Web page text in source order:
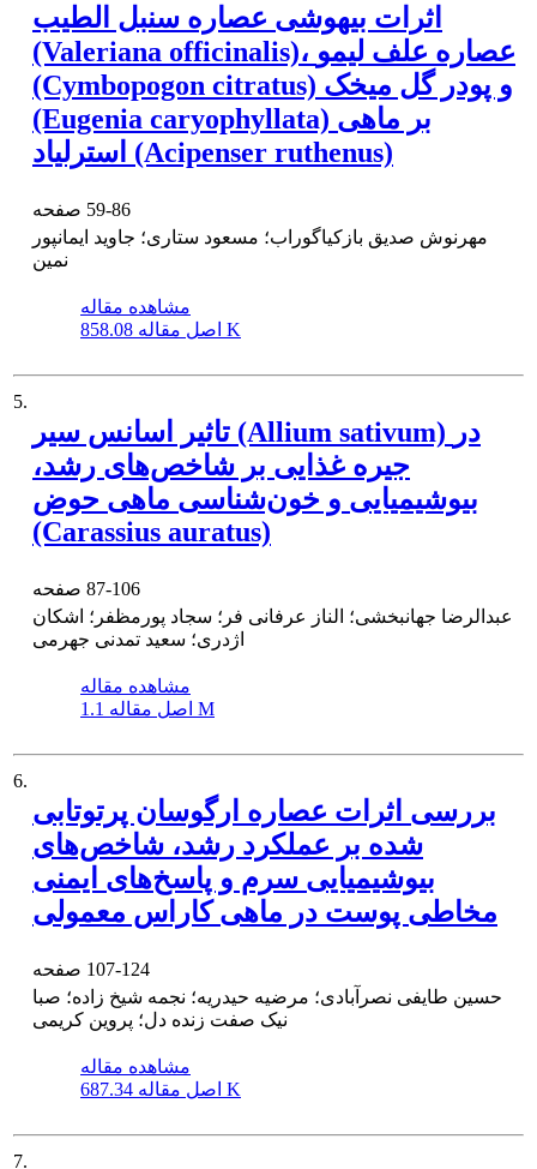
اثرات بیهوشی عصاره سنبل الطیب
(Valeriana officinalis)، عصاره علف لیمو
(Cymbopogon citratus) و پودر گل میخک
(Eugenia caryophyllata) بر ماهی
استرلیاد (Acipenser ruthenus)
59-86
مهرنوش صدیق بازکیاگوراب؛ مسعود ستاری؛ جاوید ایمانپور
نمین
مشاهده مقاله
اصل مقاله 858.08 K
5.
تاثیر اسانس سیر (Allium sativum) در
جیره غذایی بر شاخص‌های رشد،
بیوشیمیایی و خون‌شناسی ماهی حوض
(Carassius auratus)
87-106
عبدالرضا جهانبخشی؛ الناز عرفانی فر؛ سجاد پورمظفر؛ اشکان
اژدری؛ سعید تمدنی جهرمی
مشاهده مقاله
اصل مقاله 1.1 M
6.
بررسی اثرات عصاره ارگوسان پرتوتابی
شده بر عملکرد رشد، شاخص‌های
بیوشیمیایی سرم و پاسخ‌های ایمنی
مخاطی پوست در ماهی کاراس معمولی
107-124
حسین طایفی نصرآبادی؛ مرضیه حیدریه؛ نجمه شیخ زاده؛ صبا
نیک صفت زنده دل؛ پروین کریمی
مشاهده مقاله
اصل مقاله 687.34 K
7.